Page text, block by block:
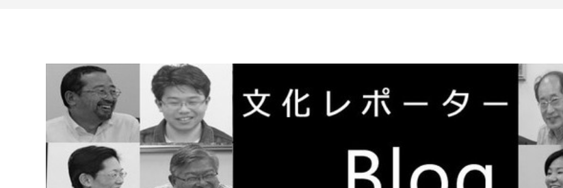
小・中学生
高校生・大学生など
若者
防災・安全
福祉・健康
コンプライアンス推進室
デジタル推進課
財産管理課
契約検査課
市税総務課
市民税課
資産税課